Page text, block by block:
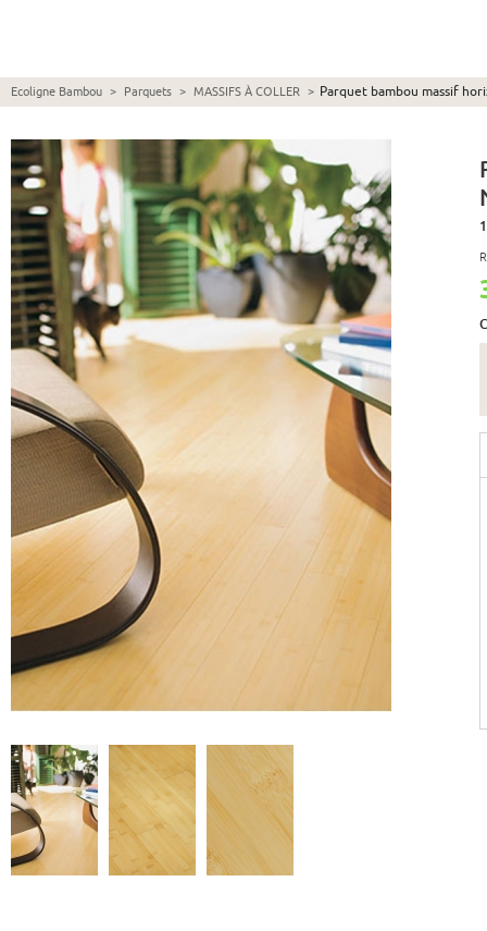
Ecoligne Bambou > Parquets > MASSIFS À COLLER > Parquet bambou massif